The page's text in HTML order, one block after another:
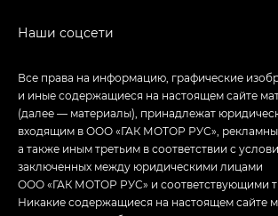
Все права на информацию, графические
и иные содержащиеся на настоящем сайте
(далее — материалы), принадлежат
входящим в ООО «ГАК МОТОР РУС»,
а также иным третьим в соответствии с
заключенных между юридическими лицами
ООО «ГАК МОТОР РУС» и соответствующими
Никакие содержащиеся на настоящем сайте